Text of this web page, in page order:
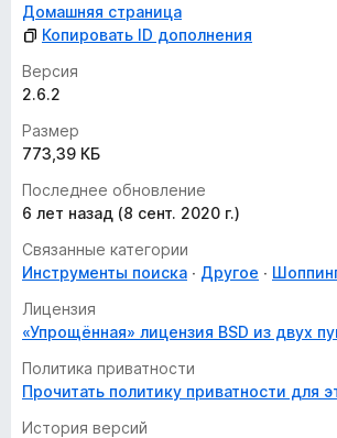
Домашняя страница
Копировать ID дополнения
Версия
2.6.2
Размер
773,39 КБ
Последнее обновление
6 лет назад (8 сент. 2020 г.)
Связанные категории
Инструменты поиска
Другое
Лицензия
«Упрощённая» лицензия BSD из двух
Политика приватности
Прочитать политику приватности для
История версий